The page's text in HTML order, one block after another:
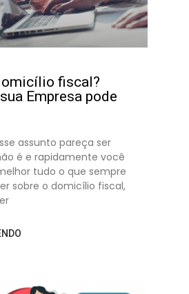
fiscal?
Empresa pode
assunto pareça ser
é e rapidamente você
tudo o que sempre
sobre o domicílio fiscal,